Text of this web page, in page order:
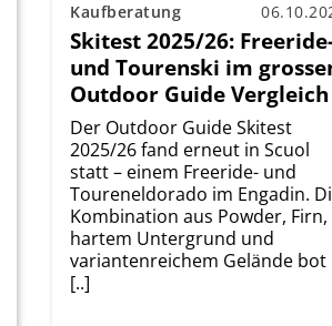
Kaufberatung
Skitest 2025/26:
und Tourenski im
Outdoor Guide Vergleich
Der Outdoor Guide Skitest
2025/26 fand erneut in Scuol
statt – einem Freeride- und
Toureneldorado im Engadin.
Kombination aus Powder, Firn,
hartem Untergrund und
variantenreichem Gelände bot
[..]